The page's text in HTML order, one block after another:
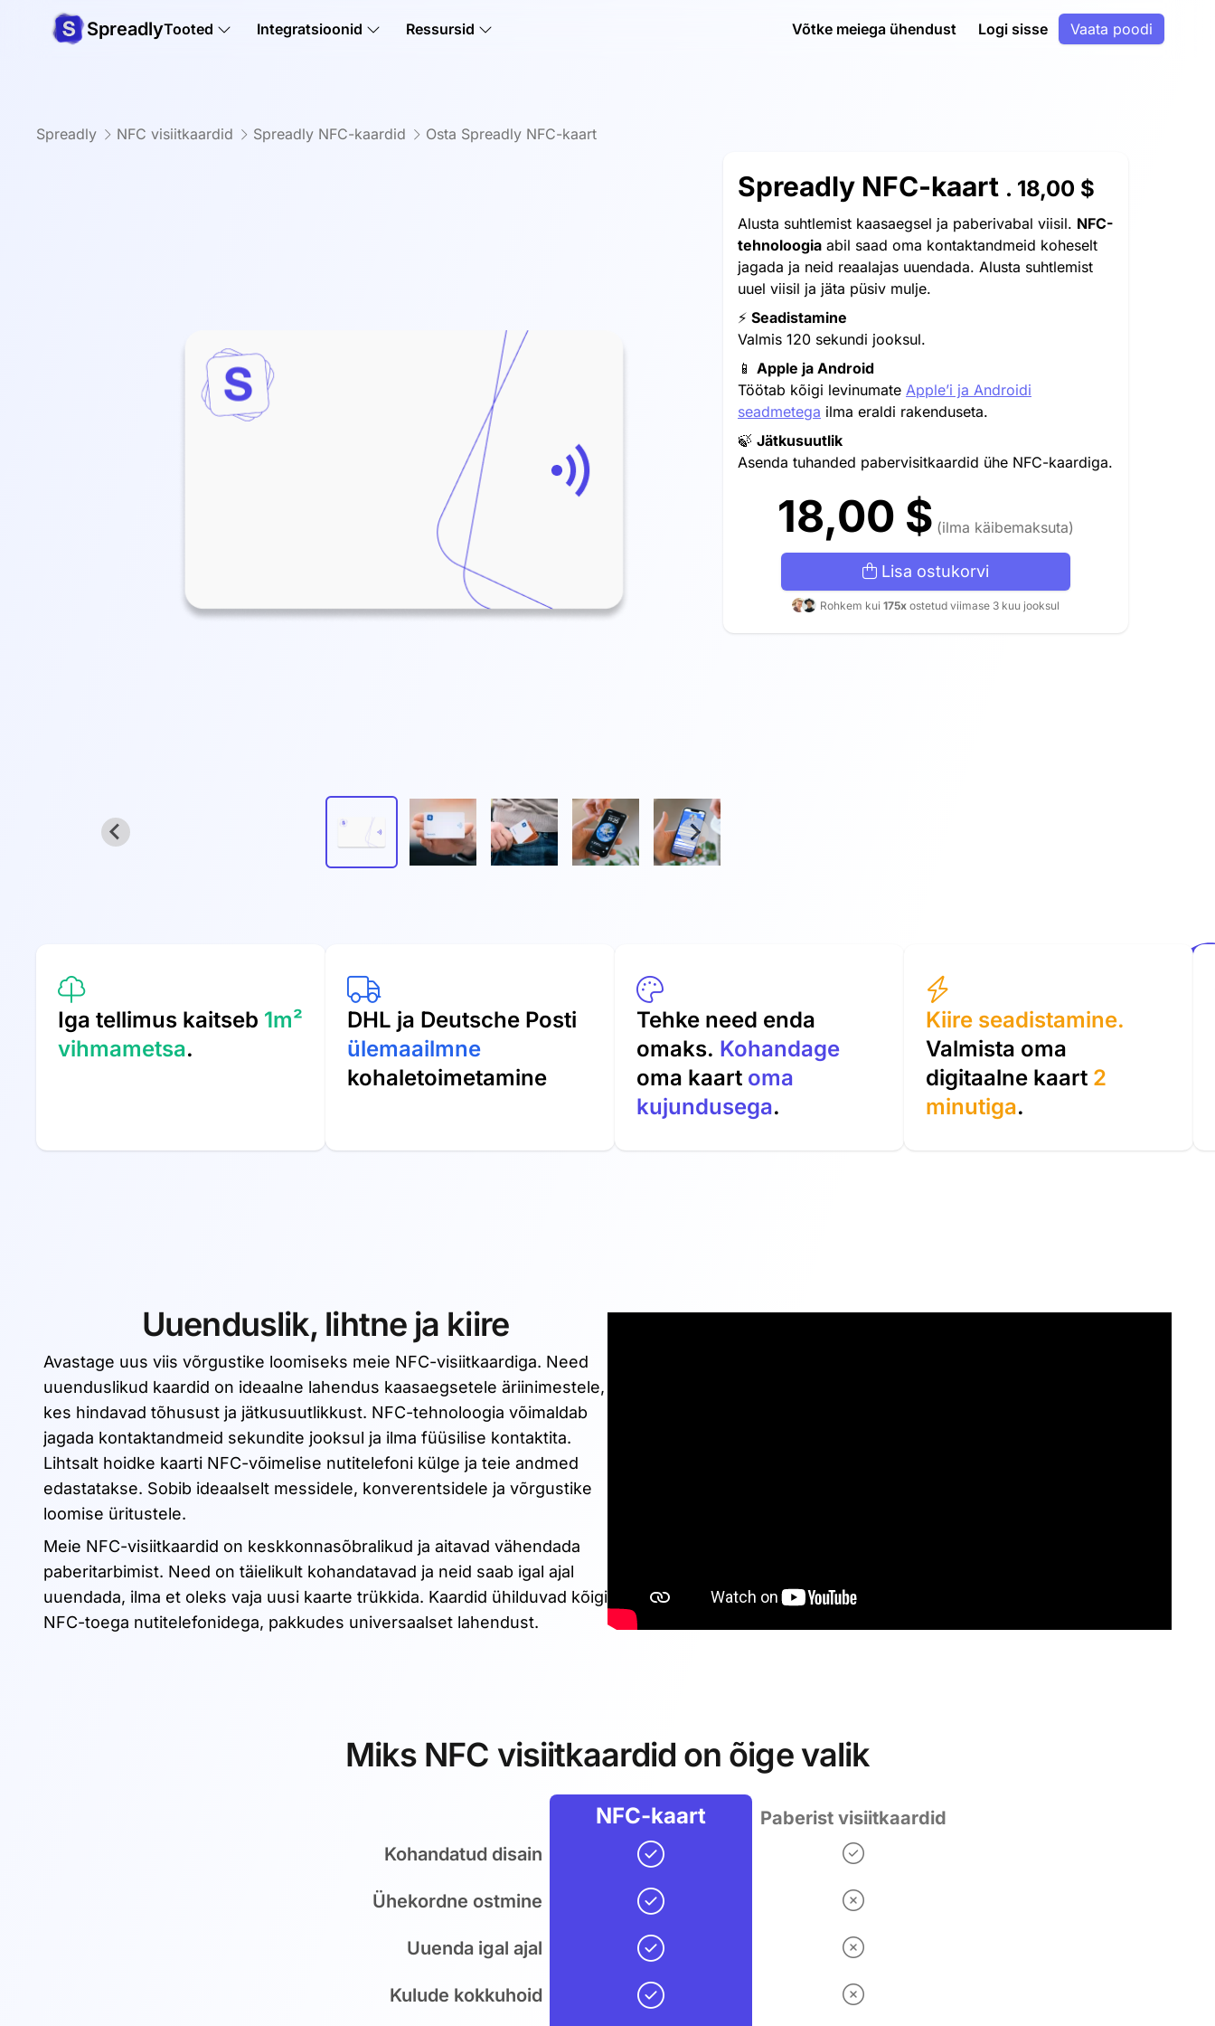
SpreadlyTooted Integratsioonid Ressursid Võtke meiega ühendust Logi sisse Vaata poodi
Spreadly NFC visiitkaardid Spreadly NFC-kaardid Osta Spreadly NFC-kaart
Spreadly NFC-kaart . 18,00 $
Alusta suhtlemist kaasaegsel ja paberivabal viisil. NFC-
tehnoloogia abil saad oma kontaktandmeid koheselt
jagada ja neid reaalajas uuendada. Alusta suhtlemist
uuel viisil ja jäta püsiv mulje.
⚡️ Seadistamine
Valmis 120 sekundi jooksul.
📱 Apple ja Android
Töötab kõigi levinumate Apple’i ja Androidi
seadmetega ilma eraldi rakenduseta.
🍃 Jätkusuutlik
Asenda tuhanded pabervisitkaardid ühe NFC-kaardiga.
18,00 $ (ilma käibemaksuta)
Lisa ostukorvi
Rohkem kui 175x ostetud viimase 3 kuu jooksul
Iga tellimus kaitseb 1m²
vihmametsa.
DHL ja Deutsche Posti
ülemaailmne
kohaletoimetamine
Tehke need enda
omaks. Kohandage
oma kaart oma
kujundusega.
Kiire seadistamine.
Valmista oma
digitaalne kaart 2
minutiga.
Uuenduslik, lihtne ja kiire
Avastage uus viis võrgustike loomiseks meie NFC-visiitkaardiga. Need
uuenduslikud kaardid on ideaalne lahendus kaasaegsetele äriinimestele,
kes hindavad tõhusust ja jätkusuutlikkust. NFC-tehnoloogia võimaldab
jagada kontaktandmeid sekundite jooksul ja ilma füüsilise kontaktita.
Lihtsalt hoidke kaarti NFC-võimelise nutitelefoni külge ja teie andmed
edastatakse. Sobib ideaalselt messidele, konverentsidele ja võrgustike
loomise üritustele.
Meie NFC-visiitkaardid on keskkonnasõbralikud ja aitavad vähendada
paberitarbimist. Need on täielikult kohandatavad ja neid saab igal ajal
uuendada, ilma et oleks vaja uusi kaarte trükkida. Kaardid ühilduvad kõigi
NFC-toega nutitelefonidega, pakkudes universaalset lahendust.
Miks NFC visiitkaardid on õige valik
NFC-kaart
Paberist visiitkaardid
Kohandatud disain
Ühekordne ostmine
Uuenda igal ajal
Kulude kokkuhoid